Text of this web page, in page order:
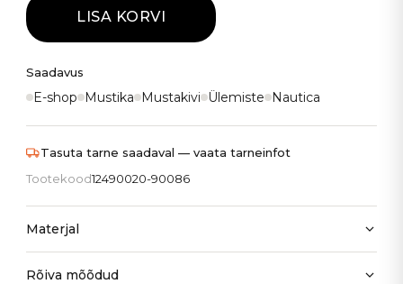
LISA KORVI
Saadavus
E-shop Mustika Mustakivi Ülemiste Nautica
Tasuta tarne saadaval — vaata tarneinfot
Tootekood12490020-90086
Materjal
Rõiva mõõdud